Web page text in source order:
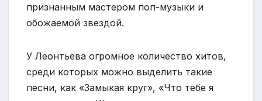
признанным мастером поп-музыки и
обожаемой звездой.
У Леонтьева огромное количество хитов,
среди которых можно выделить такие
песни, как «Замыкая круг», «Что тебе я